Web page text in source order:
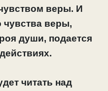
веры. И
чувства веры,
души, подается
читать над